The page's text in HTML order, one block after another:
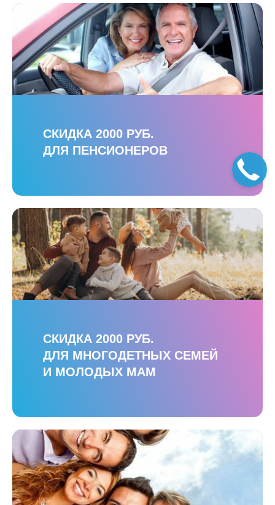
СКИДКА 2000 РУБ.
ДЛЯ ПЕНСИОНЕРОВ
СКИДКА 2000 РУБ.
ДЛЯ МНОГОДЕТНЫХ СЕМЕЙ
И МОЛОДЫХ МАМ